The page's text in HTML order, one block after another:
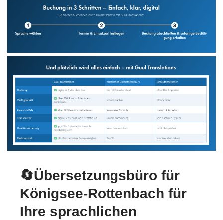
🔄Übersetzungsbüro für
Königsee-Rottenbach für
Ihre sprachlichen